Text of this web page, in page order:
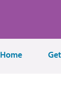
Home